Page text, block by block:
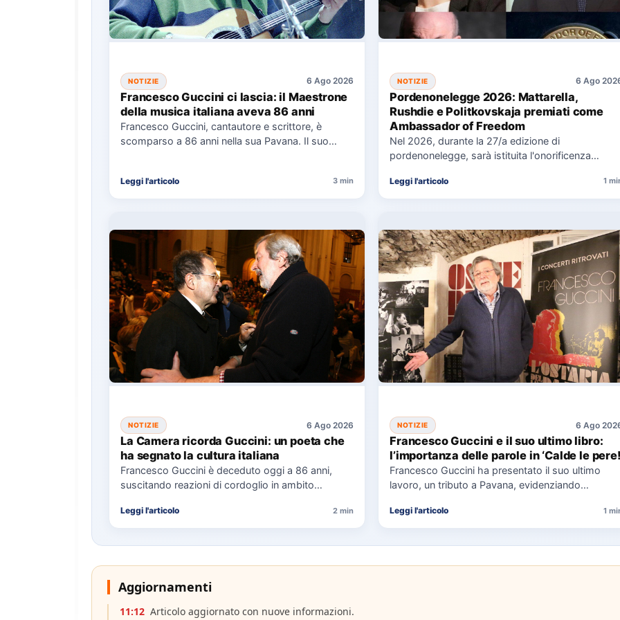
NOTIZIE 6 Ago 2026
Francesco Guccini ci lascia: il Maestrone
della musica italiana aveva 86 anni
Francesco Guccini, cantautore e scrittore, è
scomparso a 86 anni nella sua Pavana. Il suo
Leggi l'articolo 3 min
NOTIZIE 6 Ago
Pordenonelegge 2026: Mattarella,
Rushdie e Politkovskaja premiati come
Ambassador of Freedom
Nel 2026, durante la 27/a edizione di
pordenonelegge, sarà istituita l'onorificenza
Mattarella,…
Leggi l'articolo 1
NOTIZIE 6 Ago 2026
La Camera ricorda Guccini: un poeta che
ha segnato la cultura italiana
Francesco Guccini è deceduto oggi a 86 anni,
suscitando reazioni di cordoglio in ambito
Leggi l'articolo 2 min
NOTIZIE 6 Ago
Francesco Guccini e il suo ultimo libro:
l’importanza delle parole in ‘Calde le
Francesco Guccini ha presentato il suo ultimo
lavoro, un tributo a Pavana, evidenziando
Leggi l'articolo 1
Aggiornamenti
11:12 Articolo aggiornato con nuove informazioni.